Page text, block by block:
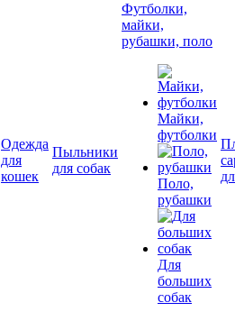
Одежда
для
кошек
Пыльники
для собак
Футболки,
майки,
рубашки, поло
Майки,
футболки
Поло,
рубашки
Для
больших
собак